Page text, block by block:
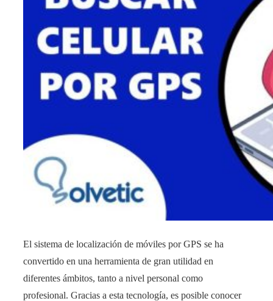
El sistema de localización de móviles por GPS se ha
convertido en una herramienta de gran utilidad en
diferentes ámbitos, tanto a nivel personal como
profesional. Gracias a esta tecnología, es posible conocer